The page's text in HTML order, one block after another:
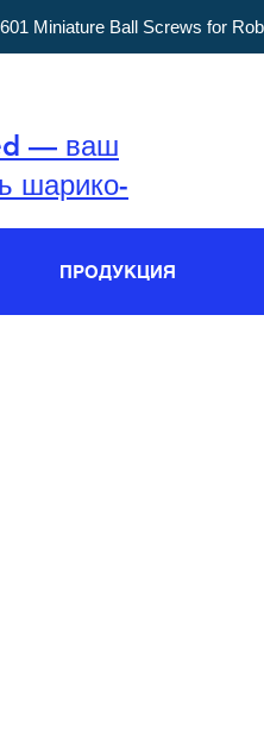
— ваш
шарико-
ПРОДУКЦИЯ
Miniature Ball Screws for